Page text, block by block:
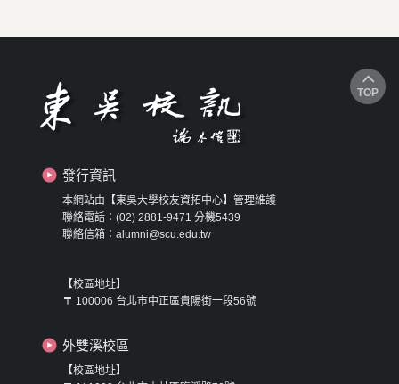
發行資訊
本網站由【東吳大學校友資拓中心】管理維護
聯絡電話：(02) 2881-9471 分機5439
聯絡信箱：alumni@scu.edu.tw
【校區地址】
〒 100006 台北市中正區貴陽街一段56號
外雙溪校區
【校區地址】
TOP